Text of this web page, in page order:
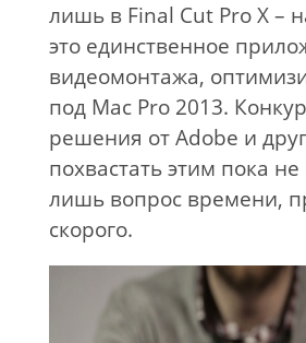
лишь в Final Cut Pro X –
это единственное
видеомонтажа,
под Mac Pro 2013.
решения от Adobe и
похвастать этим пока не
лишь вопрос времени,
скорого.